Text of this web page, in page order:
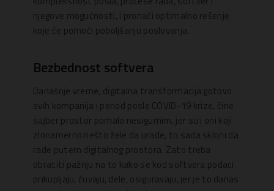
njegove mogućnosti, i pronaći optimalno rešenje
koje će pomoći poboljšanju poslovanja.
Bezbednost softvera
Današnje vreme, digitalna transformacija gotovo
svih kompanija i period posle COVID-19 krize, čine
sajber prostor pomalo nesigurnim, jer su i oni koji
zlonamerno nešto žele da urade, to sada skloni da
rade putem digitalnog prostora. Zato treba
obratiti pažnju na to kako se kod softvera podaci
prikupljaju, čuvaju, dele, osiguravaju, jer je to danas